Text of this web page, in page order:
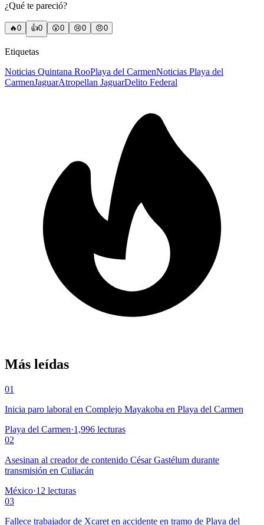
¿Qué te pareció?
🔥0 👍0 😲0 😢0 😠0
Etiquetas
Noticias Quintana RooPlaya del CarmenNoticias Playa del
CarmenJaguarAtropellan JaguarDelito Federal
Más leídas
01
Inicia paro laboral en Complejo Mayakoba en Playa del Carmen
Playa del Carmen·1,996 lecturas
02
Asesinan al creador de contenido César Gastélum durante
transmisión en Culiacán
México·12 lecturas
03
Fallece trabajador de Xcaret en accidente en tramo de Playa del